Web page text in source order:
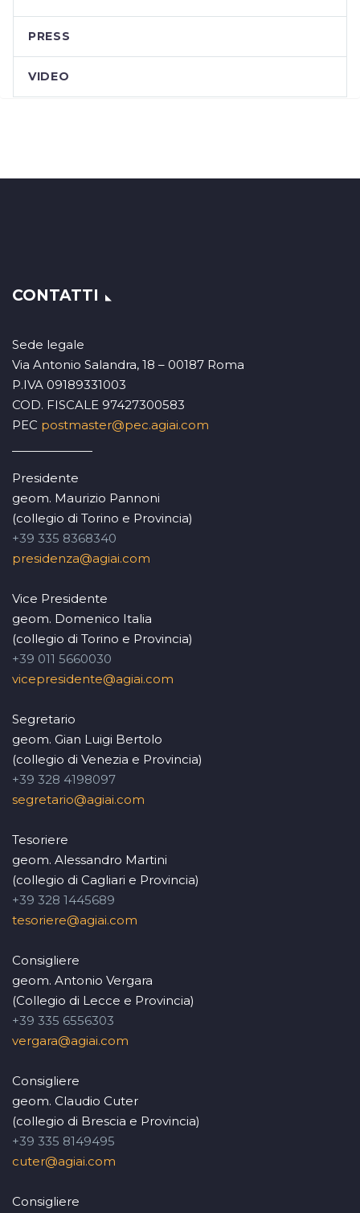
PRESS
VIDEO
CONTATTI
Sede legale
Via Antonio Salandra, 18 – 00187 Roma
P.IVA 09189331003
COD. FISCALE 97427300583
PEC postmaster@pec.agiai.com
Presidente
geom. Maurizio Pannoni
(collegio di Torino e Provincia)
+39 335 8368340
presidenza@agiai.com
Vice Presidente
geom. Domenico Italia
(collegio di Torino e Provincia)
+39 011 5660030
vicepresidente@agiai.com
Segretario
geom. Gian Luigi Bertolo
(collegio di Venezia e Provincia)
+39 328 4198097
segretario@agiai.com
Tesoriere
geom. Alessandro Martini
(collegio di Cagliari e Provincia)
+39 328 1445689
tesoriere@agiai.com
Consigliere
geom. Antonio Vergara
(Collegio di Lecce e Provincia)
+39 335 6556303
vergara@agiai.com
Consigliere
geom. Claudio Cuter
(collegio di Brescia e Provincia)
+39 335 8149495
cuter@agiai.com
Consigliere